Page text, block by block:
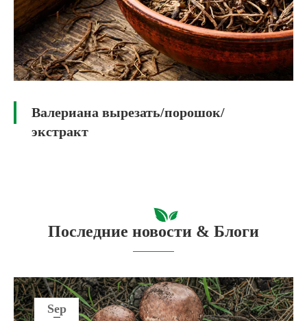
Валериана вырезать/порошок/
экстракт
Последние новости & Блоги
Sep